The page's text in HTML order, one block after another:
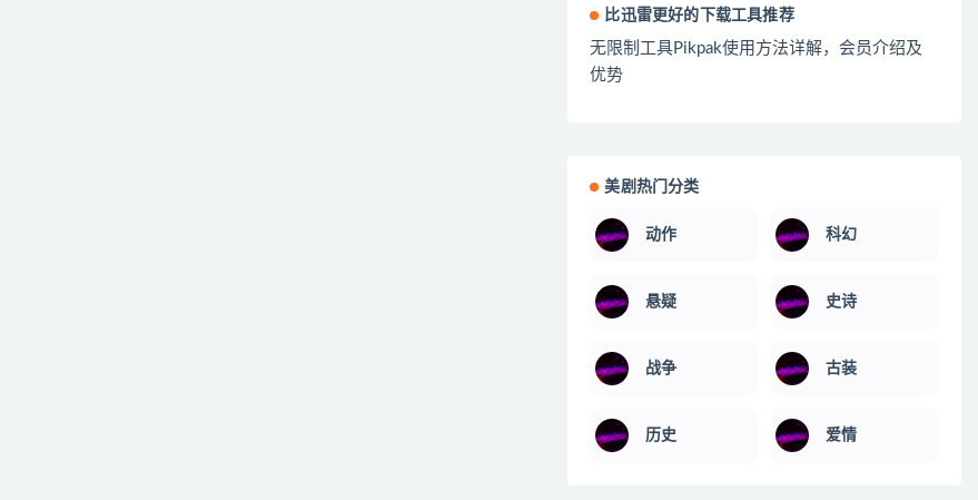
比迅雷更好的下载工具推荐
无限制工具Pikpak使用方法详解，会员介绍及
优势
美剧热门分类
动作 科幻
悬疑 史诗
战争 古装
历史 爱情